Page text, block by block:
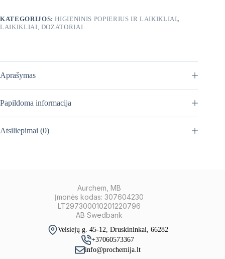
KATEGORIJOS:HIGIENINIS POPIERIUS IR LAIKIKLIAI,
LAIKIKLIAI, DOZATORIAI
Aprašymas
Papildoma informacija
Atsiliepimai (0)
Aurchem, MB
Įmonės kodas: 307604230
LT297300010201220796
AB Swedbank
Veisiejų g. 45-12, Druskininkai, 66282
+37060573367
info@prochemija.lt